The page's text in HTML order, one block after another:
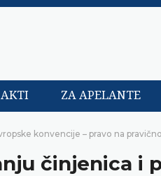
AKTI ZA APELANTE
konvencije – pravo na
činjenica i